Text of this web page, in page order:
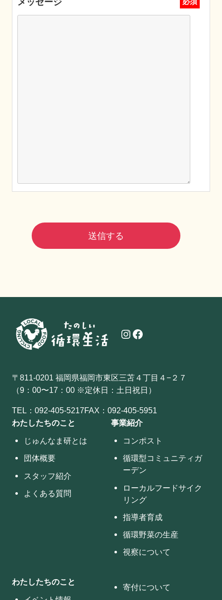
メッセージ
Instagram Facebook
〒811-0201 福岡県福岡市東区三苫４丁目４−２７
（9：00〜17：00 ※定休日：土日祝日）
TEL：092-405-5217FAX：092-405-5951
わたしたちのこと
じゅんなま研とは
団体概要
スタッフ紹介
よくある質問
事業紹介
コンポスト
循環型コミュニティガ
ーデン
ローカルフードサイク
リング
指導者育成
循環野菜の生産
視察について
わたしたちのこと
寄付について